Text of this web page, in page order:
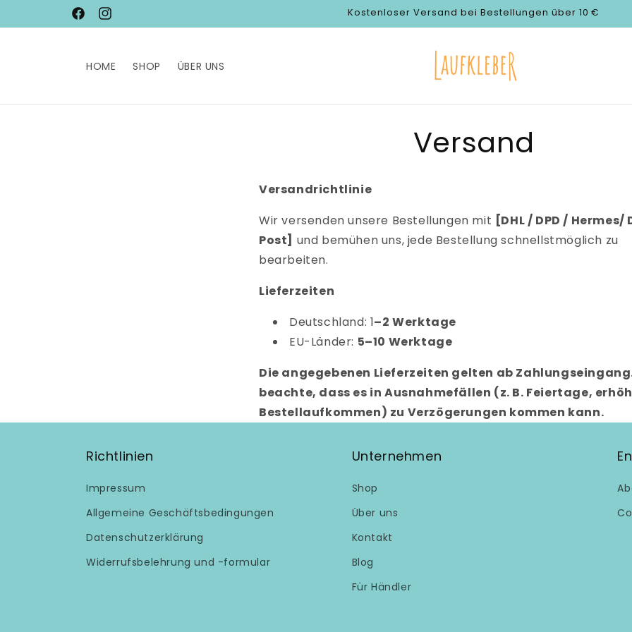
Inhalt
FacebookInstagram
Kostenloser Versand bei Bestellungen über 10 €
HOME SHOP ÜBER UNS
Versand
Versandrichtlinie
Wir versenden unsere Bestellungen mit [DHL / DPD /
Post] und bemühen uns, jede Bestellung schnellstmöglich zu
bearbeiten.
Lieferzeiten
Deutschland: 1–2 Werktage
EU-Länder: 5–10 Werktage
Die angegebenen Lieferzeiten gelten ab
beachte, dass es in Ausnahmefällen (z. B. Feiertage,
Bestellaufkommen) zu Verzögerungen kommen kann.
Richtlinien
Impressum
Allgemeine Geschäftsbedingungen
Datenschutzerklärung
Widerrufsbelehrung und -formular
Unternehmen
Shop
Über uns
Kontakt
Blog
Für Händler